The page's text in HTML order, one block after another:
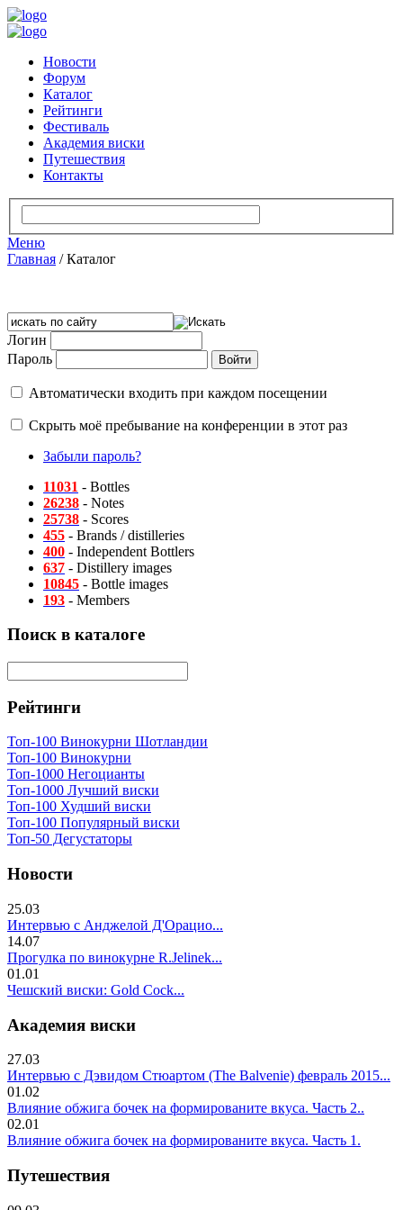
Новости
Форум
Каталог
Рейтинги
Фестиваль
Академия виски
Путешествия
Контакты
Меню
Главная /Каталог
Логин
Пароль
Автоматически входить при каждом посещении
Скрыть моё пребывание на конференции в этот раз
Забыли пароль?
11031 - Bottles
26238 - Notes
25738 - Scores
455 - Brands / distilleries
400 - Independent Bottlers
637 - Distillery images
10845 - Bottle images
193 - Members
Поиск в каталоге
Рейтинги
Топ-100 Винокурни Шотландии
Топ-100 Винокурни
Топ-1000 Негоцианты
Топ-1000 Лучший виски
Топ-100 Худший виски
Топ-100 Популярный виски
Топ-50 Дегустаторы
Новости
25.03
Интервью с Анджелой Д'Орацио...
14.07
Прогулка по винокурне R.Jelinek...
01.01
Чешский виски: Gold Cock...
Академия виски
27.03
Интервью с Дэвидом Стюартом (The Balvenie) февраль 2015...
01.02
Влияние обжига бочек на формированите вкуса. Часть 2..
02.01
Влияние обжига бочек на формированите вкуса. Часть 1.
Путешествия